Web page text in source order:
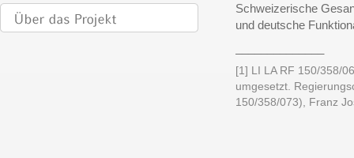
Schweizerische
und deutsche
[1] LI LA RF 150/358/
umgesetzt.
150/358/073), Franz